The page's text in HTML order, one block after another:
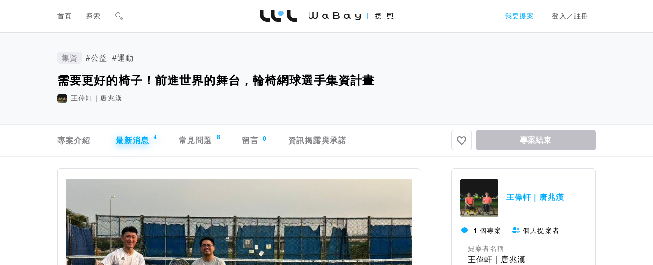
網站主要導航欄
首頁 探索 我要提案 登入／註冊
WaBay 挖貝 | 台灣最值得信賴的群眾集資 / 群眾募資平台
集資 #公益 #運動
需要更好的椅子！前進世界的舞台，輪椅網球選手集資計畫
王偉軒｜唐兆漢
專案介紹
最新消息 4 常見問題 8 留言 0 資訊揭露與承諾 專案結束
王偉軒｜唐兆漢
1 個專案
個人提案者
提案者名稱
王偉軒｜唐兆漢